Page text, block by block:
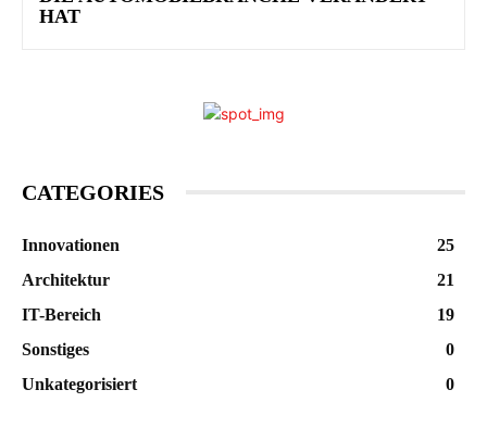
HAT
CATEGORIES
Innovationen
25
Architektur
21
IT-Bereich
19
Sonstiges
0
Unkategorisiert
0